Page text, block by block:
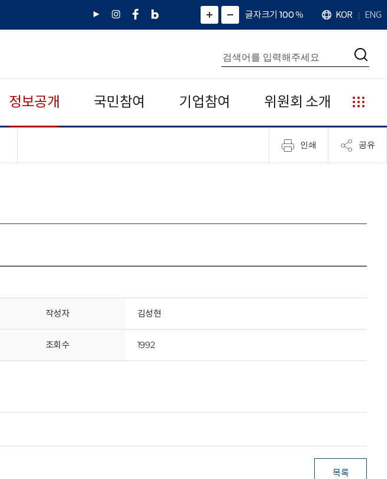
유
인
페
네
그
)
화
면
면
소
확
대
치
글자크기 100%
언
어
KOR ENG
통
합
검
색
검
정보공개 국민참여 기업참여 위원회 소개
누
리
집
안
인쇄 공유
작성자 김성현
조회수 1992
목록